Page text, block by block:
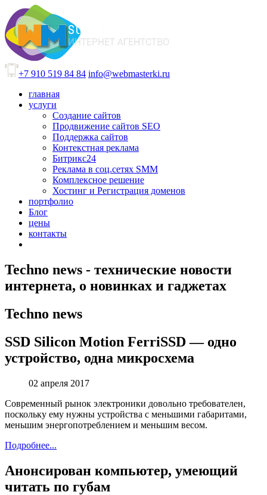
+7 910 519 84 84 info@webmasterki.ru
главная
услуги
Создание сайтов
Продвижение сайтов SEO
Поддержка сайтов
Контекстная реклама
Битрикс24
Реклама в соц.сетях SMM
Комплексное решение
Хостинг и Регистрация доменов
портфолио
Блог
цены
контакты
Techno news - технические новости
интернета, о новинках и гаджетах
Techno news
SSD Silicon Motion FerriSSD — одно
устройство, одна микросхема
02 апреля 2017
Современный рынок электроники довольно требователен,
поскольку ему нужны устройства с меньшими габаритами,
меньшим энергопотреблением и меньшим весом.
Подробнее...
Анонсирован компьютер, умеющий
читать по губам